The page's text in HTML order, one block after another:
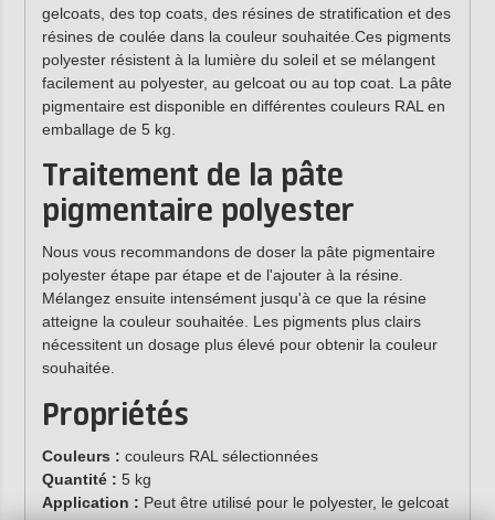
gelcoats, des top coats, des résines de stratification et des
résines de coulée dans la couleur souhaitée.Ces pigments
polyester résistent à la lumière du soleil et se mélangent
facilement au polyester, au gelcoat ou au top coat. La pâte
pigmentaire est disponible en différentes couleurs RAL en
emballage de 5 kg.
Traitement de la pâte
pigmentaire polyester
Nous vous recommandons de doser la pâte pigmentaire
polyester étape par étape et de l'ajouter à la résine.
Mélangez ensuite intensément jusqu'à ce que la résine
atteigne la couleur souhaitée. Les pigments plus clairs
nécessitent un dosage plus élevé pour obtenir la couleur
souhaitée.
Propriétés
Couleurs : couleurs RAL sélectionnées
Quantité : 5 kg
Application : Peut être utilisé pour le polyester, le gelcoat